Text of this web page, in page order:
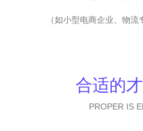
（如小型电商企业、物流
合适的
PROPER IS